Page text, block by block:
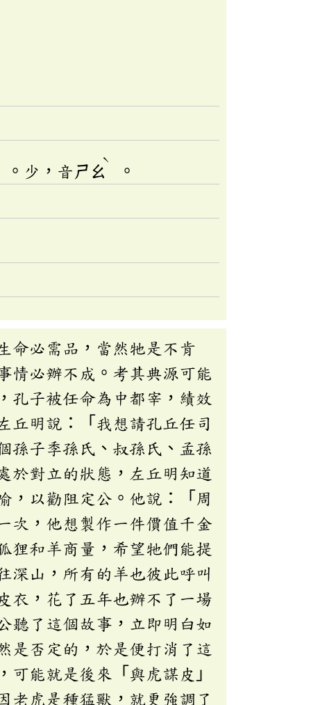
。少，音 ㄕㄠ
ˋ
。
命必需品，當然牠是不肯
情必辦不成。考其典源可能
孔子被任命為中都宰，績效
丘明說：「我想請孔丘任司
孫子季孫氏、叔孫氏、孟孫
於對立的狀態，左丘明知道
，以勸阻定公。他說：「周
次，他想製作一件價值千金
狸和羊商量，希望牠們能提
深山，所有的羊也彼此呼叫
衣，花了五年也辦不了一場
聽了這個故事，立即明白如
是否定的，於是便打消了這
能就是後來「與虎謀皮」
老虎是種猛獸，就更強調了